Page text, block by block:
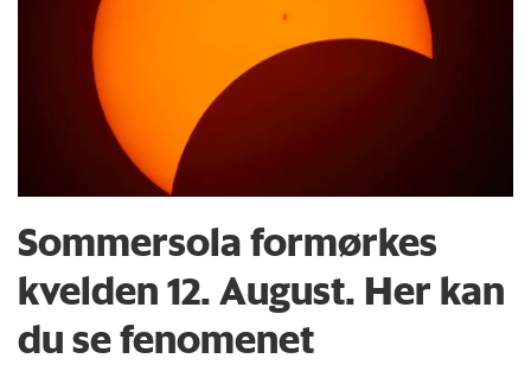
Sommersola formørkes
kvelden 12. August. Her kan
du se fenomenet